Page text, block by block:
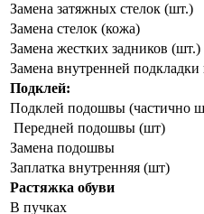
Замена затяжных стелок (шт.)
Замена стелок (кожа)
Замена жестких задников (шт.)
Замена внутренней подкладки
Подклей:
Подклей подошвы (частично
Передней подошвы (шт)
Замена подошвы
Заплатка внутренняя (шт)
Растяжка обуви
В пучках